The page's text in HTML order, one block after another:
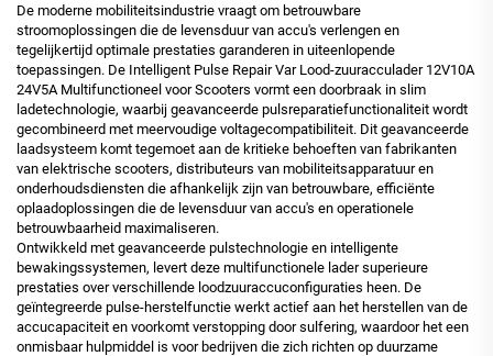
De moderne mobiliteitsindustrie vraagt om betrouwbare
stroomoplossingen die de levensduur van accu's verlengen en
tegelijkertijd optimale prestaties garanderen in uiteenlopende
toepassingen. De Intelligent Pulse Repair Var Lood-zuuracculader 12V10A
24V5A Multifunctioneel voor Scooters vormt een doorbraak in slim
ladetechnologie, waarbij geavanceerde pulsreparatiefunctionaliteit wordt
gecombineerd met meervoudige voltagecompatibiliteit. Dit geavanceerde
laadsysteem komt tegemoet aan de kritieke behoeften van fabrikanten
van elektrische scooters, distributeurs van mobiliteitsapparatuur en
onderhoudsdiensten die afhankelijk zijn van betrouwbare, efficiënte
oplaadoplossingen die de levensduur van accu's en operationele
betrouwbaarheid maximaliseren.
Ontwikkeld met geavanceerde pulstechnologie en intelligente
bewakingssystemen, levert deze multifunctionele lader superieure
prestaties over verschillende loodzuuraccuconfiguraties heen. De
geïntegreerde pulse-herstelfunctie werkt actief aan het herstellen van de
accucapaciteit en voorkomt verstopping door sulfering, waardoor het een
onmisbaar hulpmiddel is voor bedrijven die zich richten op duurzame